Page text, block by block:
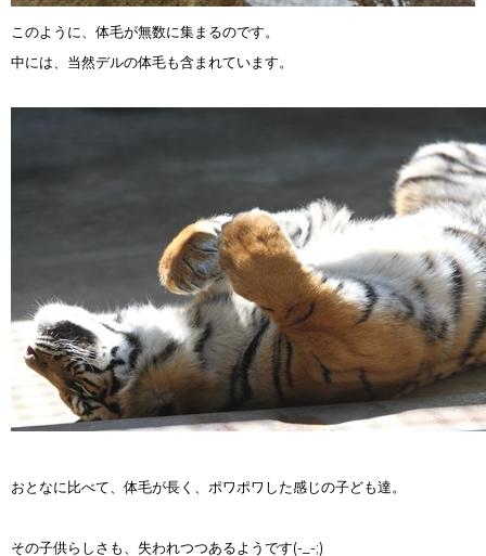
このように、体毛が無数に集まるのです。
中には、当然デルの体毛も含まれています。
おとなに比べて、体毛が長く、ポワポワした感じの子ども達。
その子供らしさも、失われつつあるようです(-_-;)